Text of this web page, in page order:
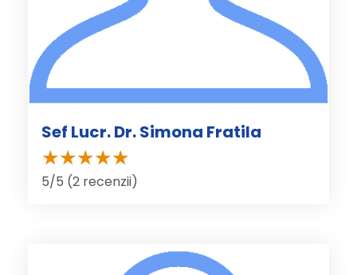
Sef Lucr. Dr. Simona Fratila
5/5 (2 recenzii)